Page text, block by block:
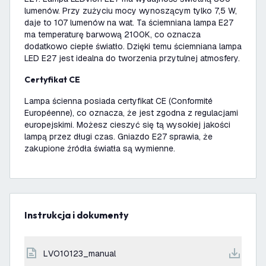
lumenów. Przy zużyciu mocy wynoszącym tylko 7,5 W,
daje to 107 lumenów na wat. Ta ściemniana lampa E27
ma temperaturę barwową 2100K, co oznacza
dodatkowo ciepłe światło. Dzięki temu ściemniana lampa
LED E27 jest idealna do tworzenia przytulnej atmosfery.
Certyfikat CE
Lampa ścienna posiada certyfikat CE (Conformité
Européenne), co oznacza, że jest zgodna z regulacjami
europejskimi. Możesz cieszyć się tą wysokiej jakości
lampą przez długi czas. Gniazdo E27 sprawia, że
zakupione źródła światła są wymienne.
Instrukcja i dokumenty
LVO10123_manual